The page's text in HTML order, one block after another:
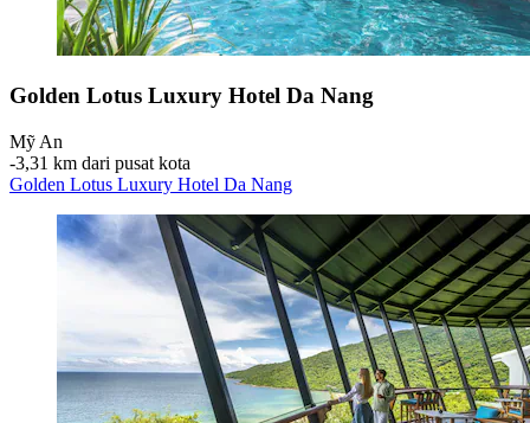
Golden Lotus Luxury Hotel Da Nang
Mỹ An
‐3,31 km dari pusat kota
Golden Lotus Luxury Hotel Da Nang